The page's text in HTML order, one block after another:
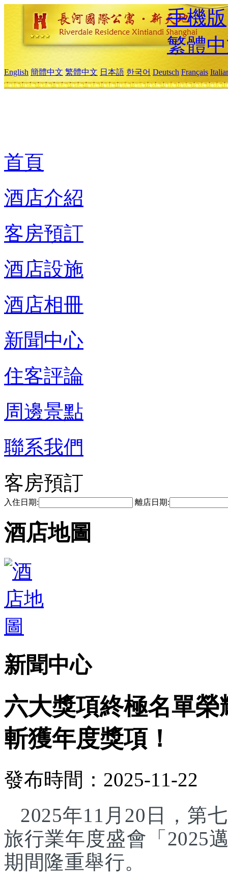
手機版
繁體
English 簡體中文 繁體中文 日本語 한국어 Deutsch Français
首頁
酒店介紹
客房預訂
酒店設施
酒店相冊
新聞中心
住客評論
周邊景點
聯系我們
客房預訂
入住日期: 離店日期:
酒店地圖
新聞中心
六大獎項終極名單
斬獲年度獎項！
發布時間：2025-11-22
2025年11月20日，第
旅行業年度盛會「2025
期間隆重舉行。